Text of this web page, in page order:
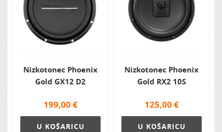
Nizkotonec Phoenix
Gold GX12 D2
199,00 €
U KOŠARICU
Nizkotonec Phoenix
Gold RX2 10S
125,00 €
U KOŠARICU